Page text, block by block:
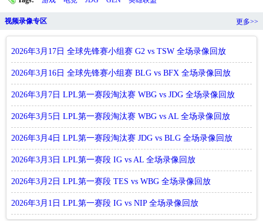
视频录像专区 更多>>
2026年3月17日 全球先锋赛小组赛 G2 vs TSW 全场录像回放
2026年3月16日 全球先锋赛小组赛 BLG vs BFX 全场录像回放
2026年3月7日 LPL第一赛段淘汰赛 WBG vs JDG 全场录像回放
2026年3月5日 LPL第一赛段淘汰赛 WBG vs AL 全场录像回放
2026年3月4日 LPL第一赛段淘汰赛 JDG vs BLG 全场录像回放
2026年3月3日 LPL第一赛段 IG vs AL 全场录像回放
2026年3月2日 LPL第一赛段 TES vs WBG 全场录像回放
2026年3月1日 LPL第一赛段 IG vs NIP 全场录像回放